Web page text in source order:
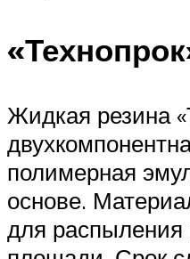
Жидкая резина
полимерная
основе.
для